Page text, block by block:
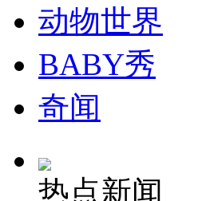
司机酒驾遇交警 急速倒车逃窜
动物世界
BABY秀
奇闻
热点新闻